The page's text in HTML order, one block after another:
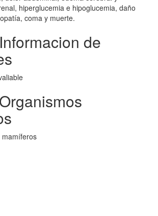
hiperglucemia e hipoglucemia, daño
coma y muerte.
de
mamíferos